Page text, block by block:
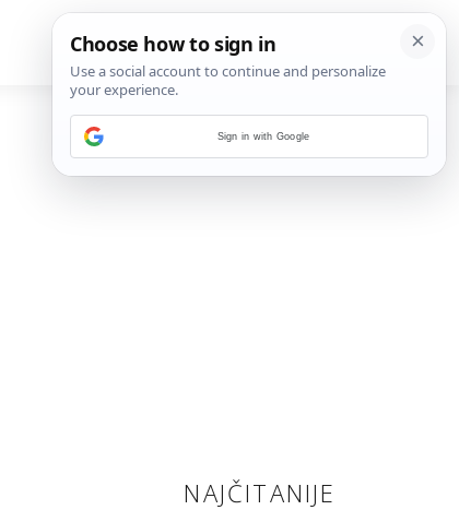
NAJČITANIJE
Sign in with Google